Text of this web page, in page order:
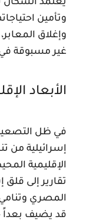
يعتمد السكان
وتأمين
وإغلاق
غير مسبوقة في
الأبعاد
في ظل
إسرائيلية من
الإقليمية
تقارير إلى
المصري
قد يضيف بعداً